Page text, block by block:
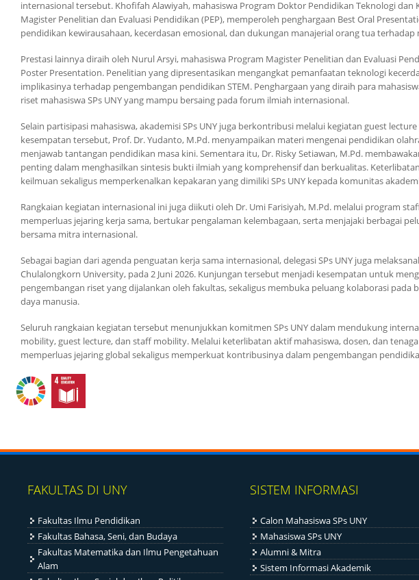
internasional tersebut. Khofifah Alawiyah, mahasiswa Program Doktor Pendidikan Teknologi dan
Magister Penelitian dan Evaluasi Pendidikan (PEP), memperoleh penghargaan Best Oral
pendidikan kewirausahaan, kecerdasan emosional, dan dukungan manajerial orang tua
Prestasi lainnya diraih oleh Nurul Arsyi, mahasiswa Program Magister Penelitian dan Evaluasi
Poster Presentation. Penelitian yang dipresentasikan mengangkat pemanfaatan teknologi
implikasinya terhadap pengembangan pendidikan STEM. Penghargaan yang diraih para
riset mahasiswa SPs UNY yang mampu bersaing pada forum ilmiah internasional.
Selain partisipasi mahasiswa, akademisi SPs UNY juga berkontribusi melalui kegiatan guest
kesempatan tersebut, Prof. Dr. Yudanto, M.Pd. menyampaikan materi mengenai pendidikan
menjawab tantangan pendidikan masa kini. Sementara itu, Dr. Risky Setiawan, M.Pd.
penting dalam menghasilkan sintesis bukti ilmiah yang komprehensif dan berkualitas.
keilmuan sekaligus memperkenalkan kepakaran yang dimiliki SPs UNY kepada komunitas
Rangkaian kegiatan internasional ini juga diikuti oleh Dr. Umi Farisiyah, M.Pd. melalui program
memperluas jejaring kerja sama, bertukar pengalaman kelembagaan, serta menjajaki berbagai
bersama mitra internasional.
Sebagai bagian dari agenda penguatan kerja sama internasional, delegasi SPs UNY juga
Chulalongkorn University, pada 2 Juni 2026. Kunjungan tersebut menjadi kesempatan untuk
pengembangan riset yang dijalankan oleh fakultas, sekaligus membuka peluang kolaborasi
daya manusia.
Seluruh rangkaian kegiatan tersebut menunjukkan komitmen SPs UNY dalam mendukung
mobility, guest lecture, dan staff mobility. Melalui keterlibatan aktif mahasiswa, dosen, dan
memperluas jejaring global sekaligus memperkuat kontribusinya dalam pengembangan
FAKULTAS DI UNY
Fakultas Ilmu Pendidikan
Fakultas Bahasa, Seni, dan Budaya
Fakultas Matematika dan Ilmu Pengetahuan
Alam
SISTEM INFORMASI
Calon Mahasiswa SPs UNY
Mahasiswa SPs UNY
Alumni & Mitra
Sistem Informasi Akademik